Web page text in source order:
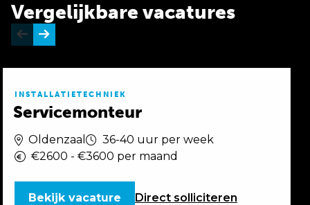
Vergelijkbare vacatures
INSTALLATIETECHNIEK
Servicemonteur
Oldenzaal
36-40 uur per week
€2600 - €3600 per maand
Direct solliciteren
Bekijk vacature